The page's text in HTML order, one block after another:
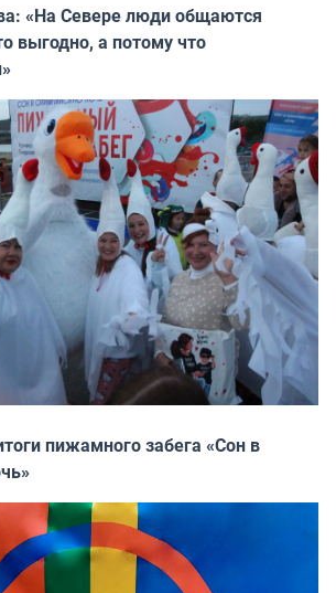
«На Севере люди общаются
выгодно, а потому что
пижамного забега «Сон в